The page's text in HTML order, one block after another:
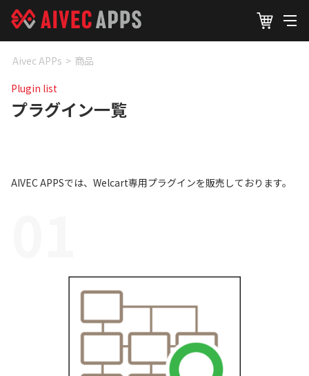
Aivec APPs > 商品
Plugin list
プラグイン一覧
AIVEC APPSでは、Welcart専用プラグインを販売しております。